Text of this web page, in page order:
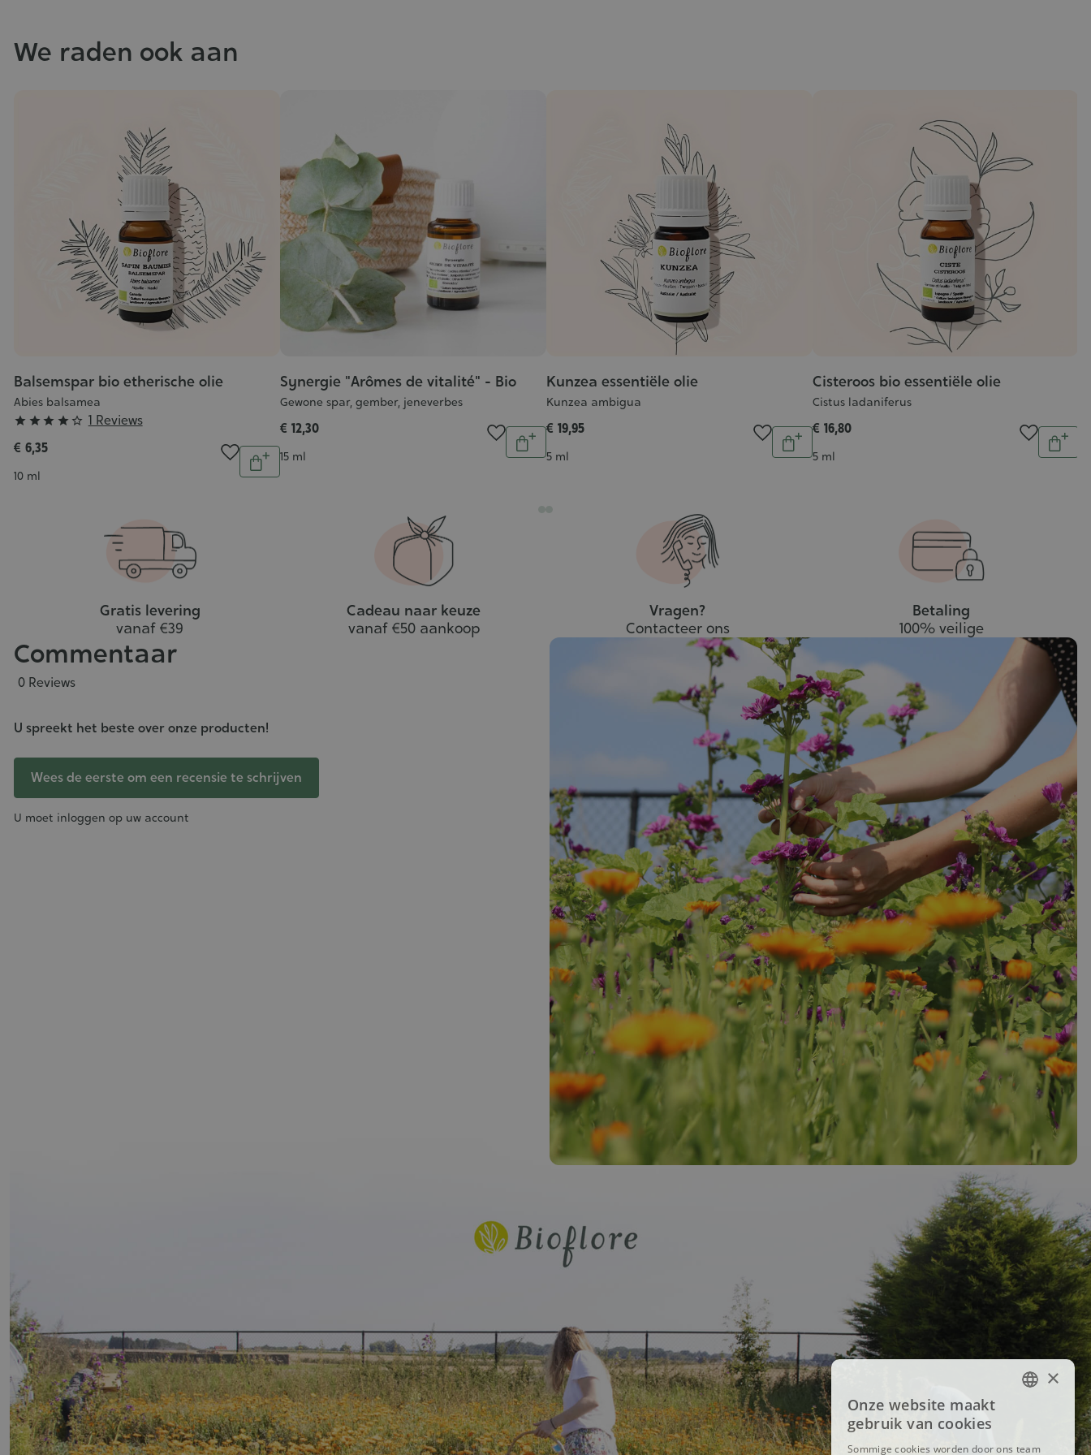
We raden ook aan
Balsemspar bio etherische olie
Abies balsamea
Grade
4/5
     1 Reviews
€ 6,35
Inhoud
10 ml
Aantal
In
Synergie "Arômes de vitalité" - Bio
Gewone spar, gember, jeneverbes
€ 12,30
Inhoud
15 ml
Aantal
In
Kunzea essentiële olie
Kunzea ambigua
€ 19,95
Inhoud
5 ml
Aantal
In
Cisteroos bio essentiële olie
Cistus ladaniferus
€ 16,80
Inhoud
5 ml
Aantal
In
Gratis levering
vanaf €39
Cadeau naar keuze
vanaf €50 aankoop
Vragen?
Contacteer ons
Betaling
100% veilige
Commentaar
0 Reviews
U spreekt het beste over onze producten!
Wees de eerste om een recensie te schrijven
U moet inloggen op uw account
×
Onze website maakt
gebruik van cookies
Sommige cookies worden door ons team